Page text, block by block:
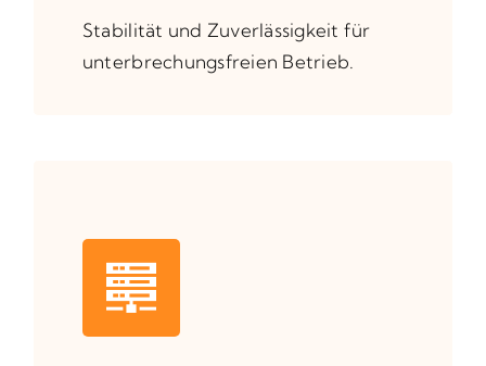
Stabilität und Zuverlässigkeit für
unterbrechungsfreien Betrieb.